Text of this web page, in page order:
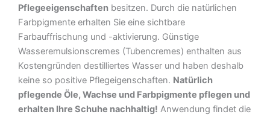
Pflegeeigenschaften besitzen. Durch die natürlichen
Farbpigmente erhalten Sie eine sichtbare
Farbauffrischung und -aktivierung. Günstige
Wasseremulsionscremes (Tubencremes) enthalten aus
Kostengründen destilliertes Wasser und haben deshalb
keine so positive Pflegeigenschaften. Natürlich
pflegende Öle, Wachse und Farbpigmente pflegen und
erhalten Ihre Schuhe nachhaltig! Anwendung findet die